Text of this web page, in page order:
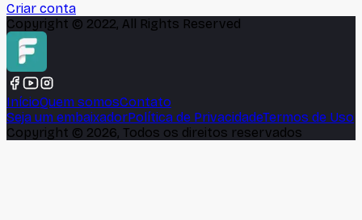
Criar conta
Copyright © 2022, All Rights Reserved
InícioQuem somosContato
Seja um embaixadorPolítica de PrivacidadeTermos de Uso
Copyright © 2026, Todos os direitos reservados